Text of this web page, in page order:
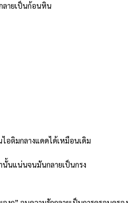
ลายเป็นก้อนหิน
อติมกลางแดดได้เหมือนเดิม
นั้นแน่นจนมันกลายเป็นกรง